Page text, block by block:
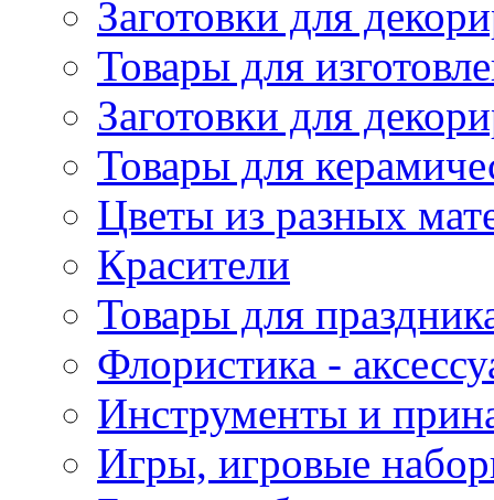
Заготовки для
Товары для
Заготовки для
Товары для
Цветы из разных
Красители
Товары для
Флористика -
Инструменты и
Игры, игровые